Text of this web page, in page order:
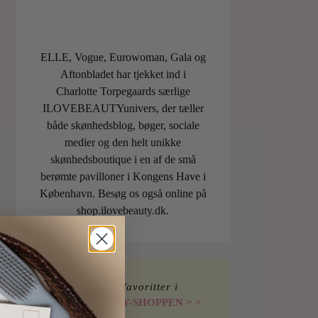
ELLE, Vogue, Eurowoman, Gala og
Aftonbladet har tjekket ind i
Charlotte Torpegaards særlige
ILOVEBEAUTYunivers, der tæller
både skønhedsblog, bøger, sociale
medier og den helt unikke
skønhedsboutique i en af de små
berømte pavilloner i Kongens Have i
København. Besøg os også online på
shop.ilovebeauty.dk.
Find mine favoritter i
I LOVE BEAUTY-SHOPPEN > >